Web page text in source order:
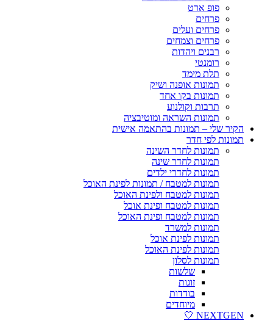
פופ ארט
פרחים
פרחים ועלים
פרחים וצמחים
רבנים ויהדות
רומנטי
תלת מימד
תמונות אופנה ושיק
תמונות בקו אחד
תרבות וקולנוע
תמונות השראה ומוטיבציה
הקיר שלי – תמונות בהתאמה אישית
תמונות לפי חדר
תמונות לחדר השינה
תמונות לחדר שינה
תמונות לחדרי ילדים
תמונות למטבח / תמונות לפינת האוכל
תמונות למטבח ולפינת האוכל
תמונות למטבח ופינת אוכל
תמונות למטבח ופינת האוכל
תמונות למשרד
תמונות לפינת אוכל
תמונות לפינת האוכל
תמונות לסלון
שלשות
זוגות
בודדות
מיוחדים
NEXTGEN 🤍